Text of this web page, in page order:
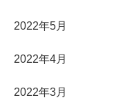
2022年5月
2022年4月
2022年3月